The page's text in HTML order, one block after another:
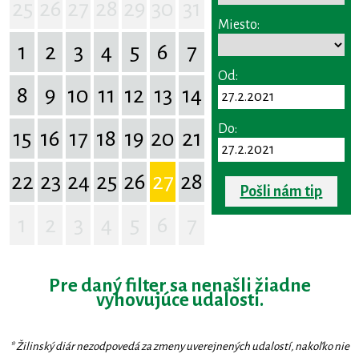
1
2 3 4 5 6
7
8
9 10 11 12 13 14
15 16 17 18 19 20 21
22 23 24 25 26 27 28
Miesto:
Od:
Do:
Pošli nám tip
Pre daný filter sa nenašli žiadne
vyhovujúce udalosti.
* Žilinský diár nezodpovedá za zmeny uverejnených udalostí, nakoľko nie